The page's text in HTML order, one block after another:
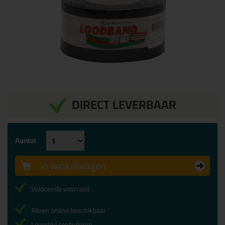
DIRECT LEVERBAAR
Aantal
In winkelwagen
Voldoende voorraad
Alleen online beschikbaar